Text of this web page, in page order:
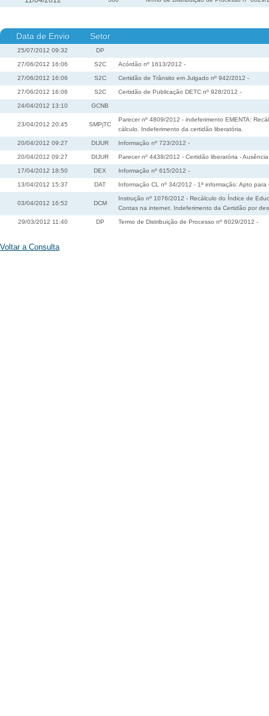
Data de Envio Setor
25/07/2012 09:32 DP
27/06/2012 16:06 S2C Acórdão nº 1613/2012 -
27/06/2012 16:06 S2C Certidão de Trânsito em Julgado nº 942/2012 -
27/06/2012 16:06 S2C Certidão de Publicação DETC nº 928/2012 -
24/04/2012 13:10 GCNB
23/04/2012 20:45 SMPjTC
Parecer nº 4809/2012 - indeferimento EMENTA:
cálculo. Indeferimento da certidão liberatória.
20/04/2012 09:27 DIJUR Informação nº 723/2012 -
20/04/2012 09:27 DIJUR Parecer nº 4438/2012 - Certidão liberatória -
17/04/2012 18:50 DEX Informação nº 615/2012 -
13/04/2012 15:37 DAT Informação CL nº 34/2012 - 1ª informação: Apto
03/04/2012 16:52 DCM
Instrução nº 1076/2012 - Recálculo do Índice de
Contas na internet. Indeferimento da Certidão por
29/03/2012 11:40 DP Termo de Distribuição de Processo nº 6029/2012 -
Voltar a Consulta